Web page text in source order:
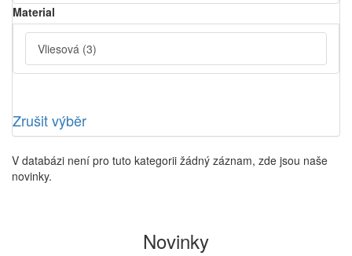
Material
Vliesová (3)
Zrušit výběr
V databázi není pro tuto kategorii žádný záznam, zde jsou naše
novinky.
Novinky